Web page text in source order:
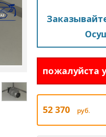
пожалуйста
52 370 руб.